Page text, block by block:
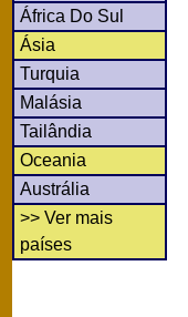
África Do Sul
Ásia
Turquia
Malásia
Tailândia
Oceania
Austrália
>> Ver mais
países